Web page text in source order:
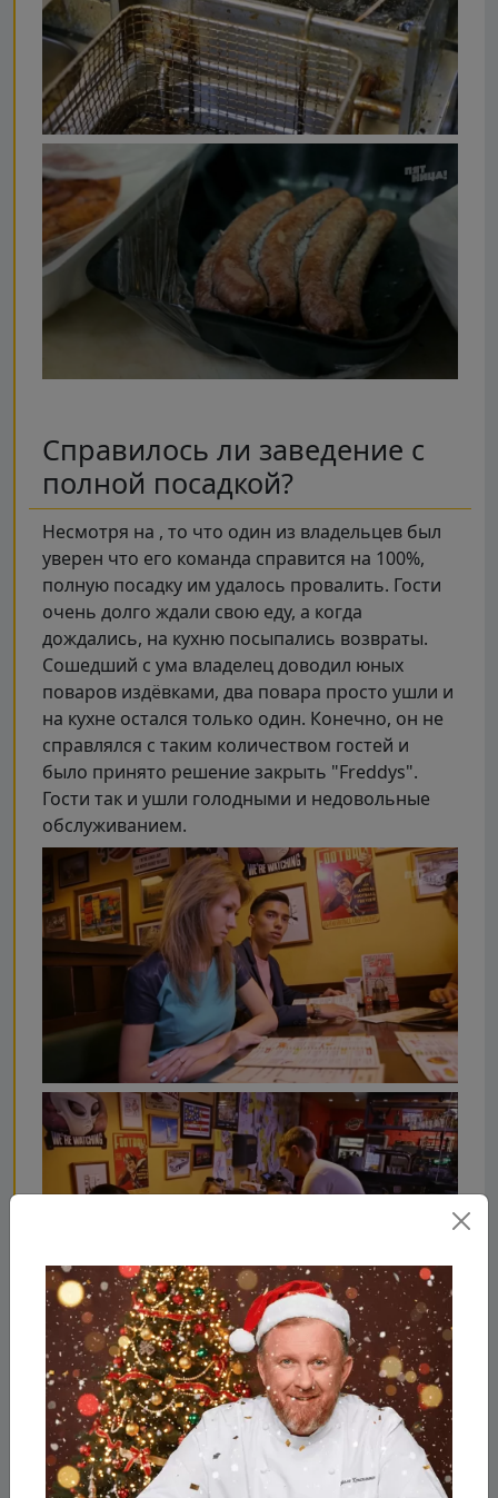
Справилось ли заведение с
полной посадкой?
Несмотря на , то что один из владельцев был
уверен что его команда справится на 100%,
полную посадку им удалось провалить. Гости
очень долго ждали свою еду, а когда
дождались, на кухню посыпались возвраты.
Сошедший с ума владелец доводил юных
поваров издёвками, два повара просто ушли и
на кухне остался только один. Конечно, он не
справлялся с таким количеством гостей и
было принято решение закрыть "Freddys".
Гости так и ушли голодными и недовольные
обслуживанием.